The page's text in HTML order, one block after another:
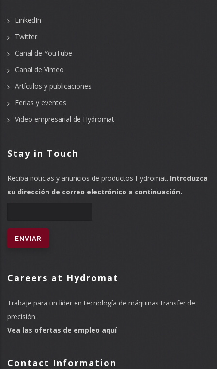
LinkedIn
Twitter
Canal de YouTube
Canal de Vimeo
Artículos y publicaciones
Ferias y eventos
Video empresarial de Hydromat
Stay in Touch
Reciba noticias y anuncios de productos Hydromat. Introduzca
su dirección de correo electrónico a continuación.
Careers at Hydromat
Trabaje para un líder en tecnología de máquinas transfer de
precisión.
Vea las ofertas de empleo aquí
Contact Information